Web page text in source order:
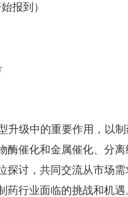
报到）
升级中的重要作用，以
催化和金属催化、分
讨，共同交流从市场
行业面临的挑战和机遇